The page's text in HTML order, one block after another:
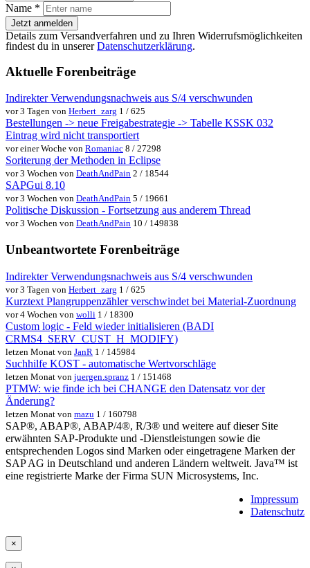
Name *
Jetzt anmelden
Details zum Versandverfahren und zu Ihren Widerrufsmöglichkeiten
findest du in unsererDatenschutzerklärung.
Aktuelle Forenbeiträge
Indirekter Verwendungsnachweis aus S/4 verschwunden
vor 3 Tagen von Herbert_zarg 1 / 625
Bestellungen -> neue Freigabestrategie -> Tabelle KSSK 032
Eintrag wird nicht transportiert
vor einer Woche von Romaniac 8 / 27298
Soriterung der Methoden in Eclipse
vor 3 Wochen von DeathAndPain 2 / 18544
SAPGui 8.10
vor 3 Wochen von DeathAndPain 5 / 19661
Politische Diskussion - Fortsetzung aus anderem Thread
vor 3 Wochen von DeathAndPain 10 / 149838
Unbeantwortete Forenbeiträge
Indirekter Verwendungsnachweis aus S/4 verschwunden
vor 3 Tagen von Herbert_zarg 1 / 625
Kurztext Plangruppenzähler verschwindet bei Material-Zuordnung
vor 4 Wochen von wolli 1 / 18300
Custom logic - Feld wieder initialisieren (BADI
CRMS4_SERV_CUST_H_MODIFY)
letzen Monat von JanR 1 / 145984
Suchhilfe KOST - automatische Wertvorschläge
letzen Monat von juergen.spranz 1 / 151468
PTMW: wie finde ich bei CHANGE den Datensatz vor der
Änderung?
letzen Monat von mazu 1 / 160798
SAP®, ABAP®, ABAP/4®, R/3® und weitere auf dieser Site
erwähnten SAP-Produkte und -Dienstleistungen sowie die
entsprechenden Logos sind Marken oder eingetragene Marken der
SAP AG in Deutschland und anderen Ländern weltweit. Java™ ist
eine registrierte Marke der Firma SUN Microsystems, Inc.
Impressum
Datenschutz
×